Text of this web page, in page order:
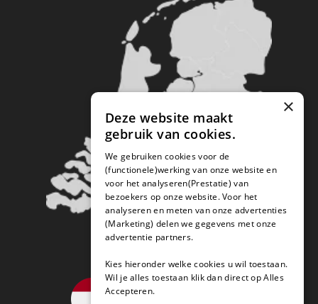
×
Deze website maakt
gebruik van cookies.
We gebruiken cookies voor de
(functionele)werking van onze website en
voor het analyseren(Prestatie) van
bezoekers op onze website. Voor het
analyseren en meten van onze advertenties
(Marketing) delen we gegevens met onze
advertentie partners.
Kies hieronder welke cookies u wil toestaan.
Wil je alles toestaan klik dan direct op Alles
Accepteren.